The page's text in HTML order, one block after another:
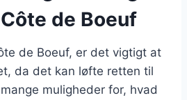
de Boeuf
de Boeuf, er det vigtigt at
da det kan løfte retten til
muligheder for, hvad